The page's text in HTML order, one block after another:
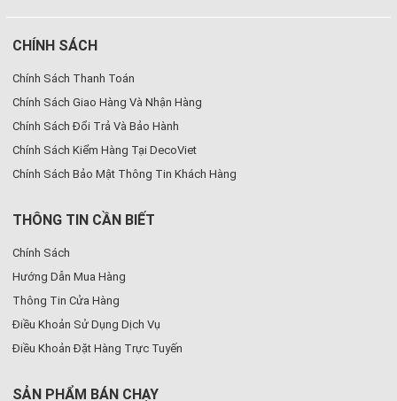
CHÍNH SÁCH
Chính Sách Thanh Toán
Chính Sách Giao Hàng Và Nhận Hàng
Chính Sách Đổi Trả Và Bảo Hành
Chính Sách Kiểm Hàng Tại DecoViet
Chính Sách Bảo Mật Thông Tin Khách Hàng
THÔNG TIN CẦN BIẾT
Chính Sách
Hướng Dẫn Mua Hàng
Thông Tin Cửa Hàng
Điều Khoản Sử Dụng Dịch Vụ
Điều Khoản Đặt Hàng Trực Tuyến
SẢN PHẨM BÁN CHẠY